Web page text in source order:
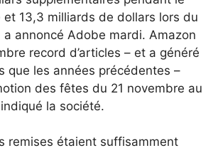
13,3 milliards de dollars lors du
a annoncé Adobe mardi. Amazon
record d’articles – et a généré
que les années précédentes –
des fêtes du 21 novembre au
la société.
remises étaient suffisamment